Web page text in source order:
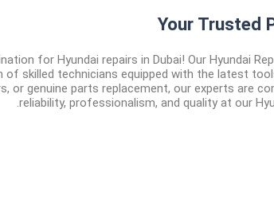
Your Trusted
for Hyundai repairs in Dubai! Our Hyundai
skilled technicians equipped with the latest
or genuine parts replacement, our experts are
reliability, professionalism, and quality at our